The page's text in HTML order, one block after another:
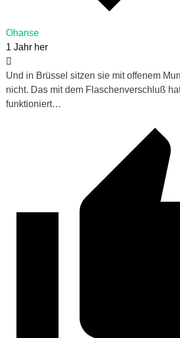
Ohanse
1 Jahr her
Und in Brüssel sitzen sie mit offenem
nicht. Das mit dem Flaschenverschluß
funktioniert…